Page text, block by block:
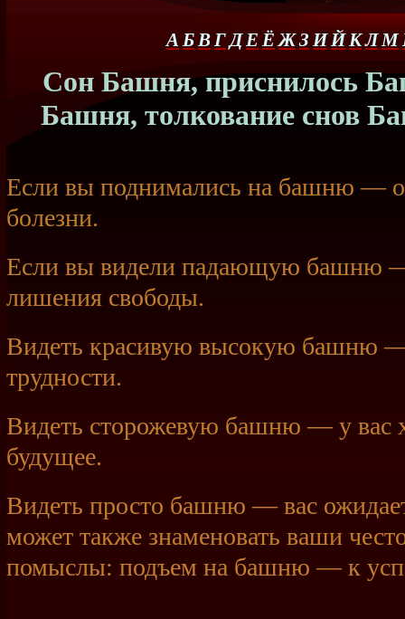
А БВГДЕ Ё ЖЗ ИЙКЛМ
Сон Башня, приснилось
Башня, толкование снов
Если вы поднимались на башню —
болезни.
Если вы видели падающую башню —
лишения свободы.
Видеть красивую высокую башню —
трудности.
Видеть сторожевую башню — у вас
будущее.
Видеть просто башню — вас
может также знаменовать ваши
помыслы: подъем на башню — к